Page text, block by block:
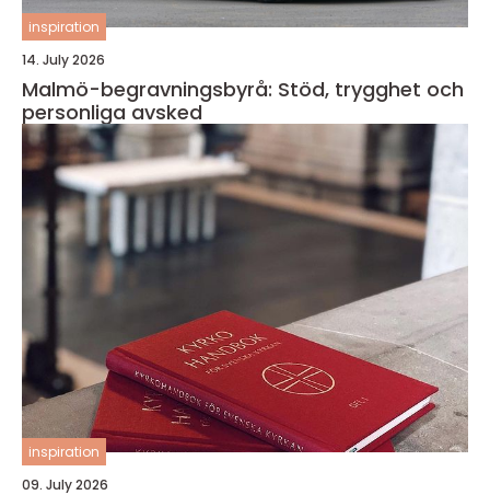
inspiration
14. July 2026
Malmö-begravningsbyrå: Stöd, trygghet och
personliga avsked
inspiration
09. July 2026